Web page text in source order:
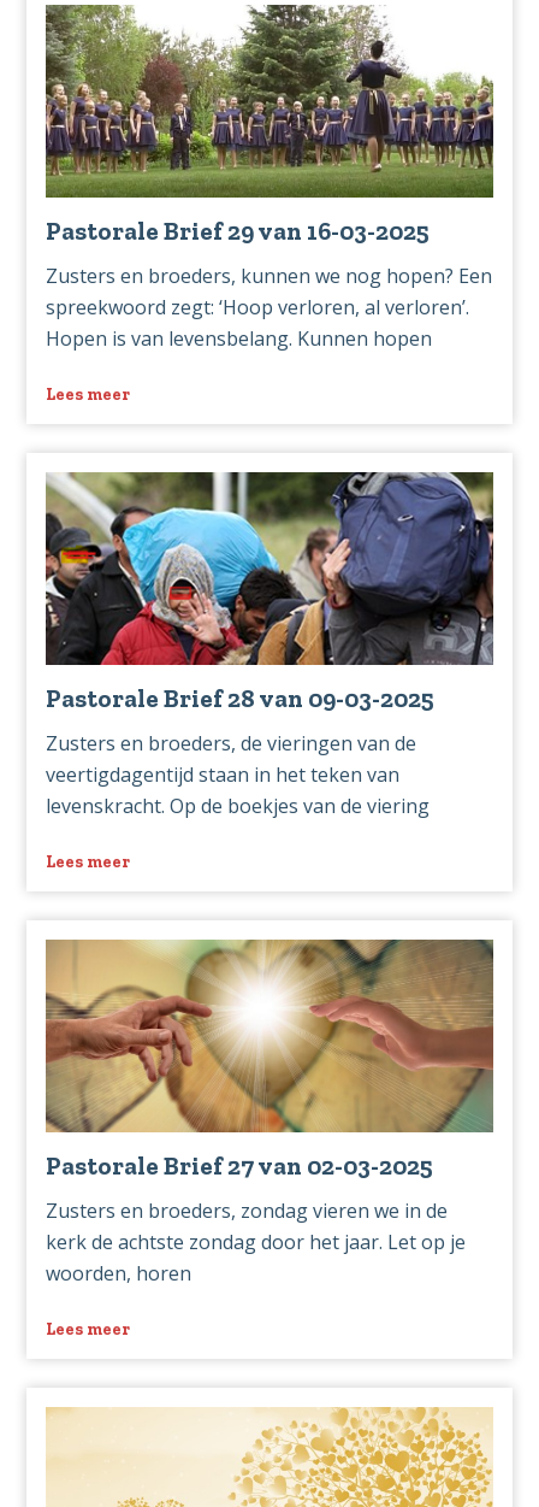
30
van
23-
03-
2025
Pastorale Brief 29 van 16-03-2025
Zusters en broeders, kunnen we nog hopen? Een
spreekwoord zegt: ‘Hoop verloren, al verloren’.
Hopen is van levensbelang. Kunnen hopen
Lees meerover
29
van
16-
03-
2025
Pastorale Brief 28 van 09-03-2025
Zusters en broeders, de vieringen van de
veertigdagentijd staan in het teken van
levenskracht. Op de boekjes van de viering
Lees meerover
28
09-
03-
2025
Pastorale Brief 27 van 02-03-2025
Zusters en broeders, zondag vieren we in de
kerk de achtste zondag door het jaar. Let op je
woorden, horen
Lees meerover
27
03-